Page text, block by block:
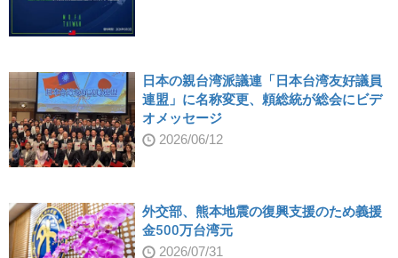
日本の親台湾派議連「日本台湾友好議員
連盟」に名称変更、頼総統が総会にビデ
オメッセージ
2026/06/12
外交部、熊本地震の復興支援のため義援
金500万台湾元
2026/07/31